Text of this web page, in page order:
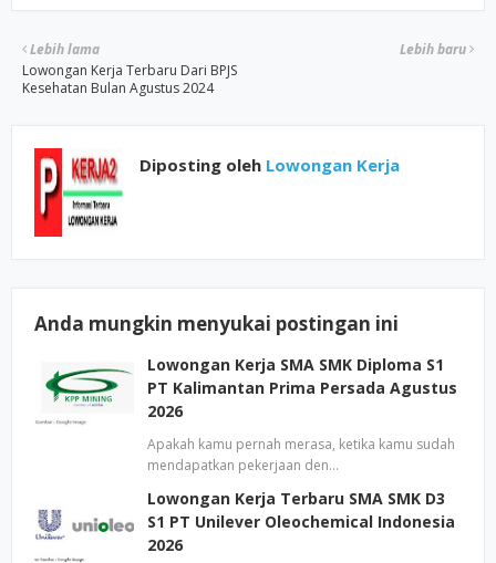
Lebih baru
Lebih lama
Lowongan Kerja Terbaru Dari BPJS
Kesehatan Bulan Agustus 2024
Diposting oleh Lowongan Kerja
Anda mungkin menyukai postingan ini
Lowongan Kerja SMA SMK Diploma S1
PT Kalimantan Prima Persada Agustus
2026
Apakah kamu pernah merasa, ketika kamu sudah
mendapatkan pekerjaan den…
Lowongan Kerja Terbaru SMA SMK D3
S1 PT Unilever Oleochemical Indonesia
2026